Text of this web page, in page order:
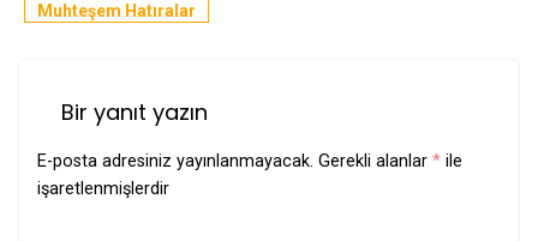
Muhteşem Hatıralar
Bir yanıt yazın
E-posta adresiniz yayınlanmayacak. Gerekli alanlar * ile
işaretlenmişlerdir